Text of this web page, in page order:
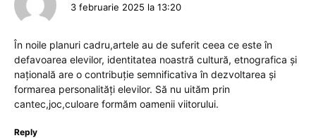
3 februarie 2025 la 13:20
În noile planuri cadru,artele au de suferit ceea ce este în
defavoarea elevilor, identitatea noastră cultură, etnografica și
națională are o contribuție semnificativa în dezvoltarea și
formarea personalități elevilor. Să nu uităm prin
cantec,joc,culoare formăm oamenii viitorului.
Reply